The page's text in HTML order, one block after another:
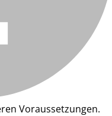
Voraussetzungen.